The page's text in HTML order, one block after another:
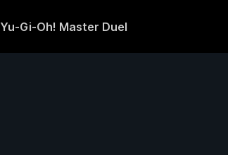
Yu-Gi-Oh! Master Duel